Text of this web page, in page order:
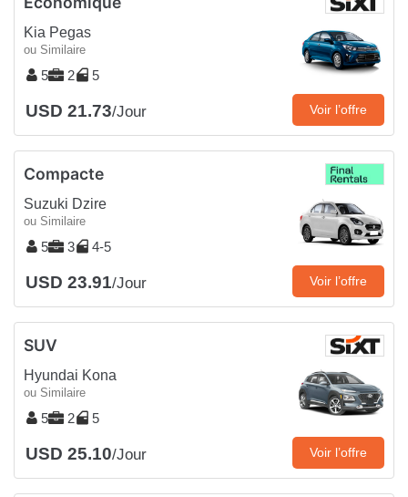
Kia Pegas
ou Similaire
5 2 5
USD 21.73/Jour Voir l’offre
Compacte
Suzuki Dzire
ou Similaire
5 3 4-5
USD 23.91/Jour Voir l’offre
SUV
Hyundai Kona
ou Similaire
5 2 5
USD 25.10/Jour Voir l’offre